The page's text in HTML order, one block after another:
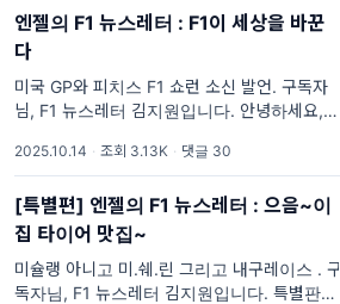
엔젤의 F1 뉴스레터 : F1이 세상을 바꾼
다
미국 GP와 피치스 F1 쇼런 소신 발언. 구독자
님, F1 뉴스레터 김지원입니다. 안녕하세요, 연
도 정리하고, 새롭게 시작하고 싶던 일들도 해
보려 했는데요. 막상 쉬다 보
2025.10.14 · 조회 3.13K · 댓글 30
[특별편] 엔젤의 F1 뉴스레터 : 으음~이
집 타이어 맛집~
미슐랭 아니고 미.쉐.린 그리고 내구레이스 . 구
독자님, F1 뉴스레터 김지원입니다. 특별판 뉴